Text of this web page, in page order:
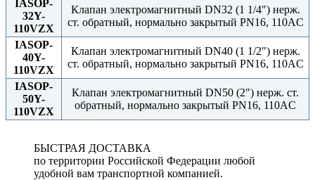
IASOP-
32Y-
110VZX
Клапан электромагнитный DN32 (1 1/4") нерж.
ст. обратный, нормально закрытый PN16, 110AC
IASOP-
40Y-
110VZX
Клапан электромагнитный DN40 (1 1/2") нерж.
ст. обратный, нормально закрытый PN16, 110AC
IASOP-
50Y-
110VZX
Клапан электромагнитный DN50 (2") нерж. ст.
обратный, нормально закрытый PN16, 110AC
БЫСТРАЯ ДОСТАВКА
по территории Российской Федерации любой
удобной вам транспортной компанией.